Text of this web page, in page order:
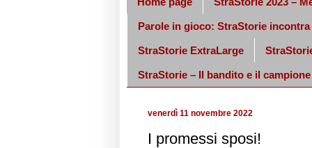
Parole in gioco: StraStorie incontra
StraStorie ExtraLarge
StraStorie – Il bandito e il campione
venerdì 11 novembre 2022
I promessi sposi!